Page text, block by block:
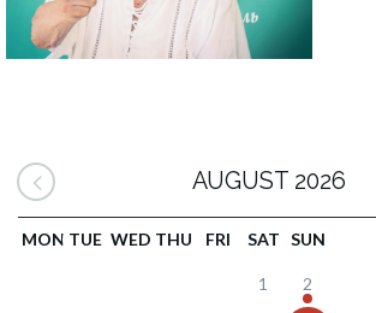
AUGUST 2026
MON TUE WED THU FRI SAT SUN
1 2